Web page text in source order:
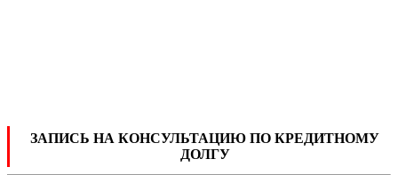
ЗАПИСЬ НА КОНСУЛЬТАЦИЮ ПО КРЕДИТНОМУ
ДОЛГУ